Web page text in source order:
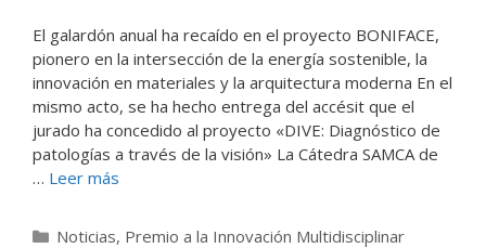
El galardón anual ha recaído en el proyecto BONIFACE,
pionero en la intersección de la energía sostenible, la
innovación en materiales y la arquitectura moderna En el
mismo acto, se ha hecho entrega del accésit que el
jurado ha concedido al proyecto «DIVE: Diagnóstico de
patologías a través de la visión» La Cátedra SAMCA de
… Leer más
Categorías
Noticias, Premio a la Innovación Multidisciplinar